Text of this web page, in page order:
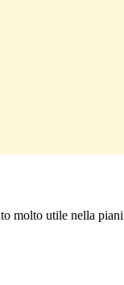
molto utile nella